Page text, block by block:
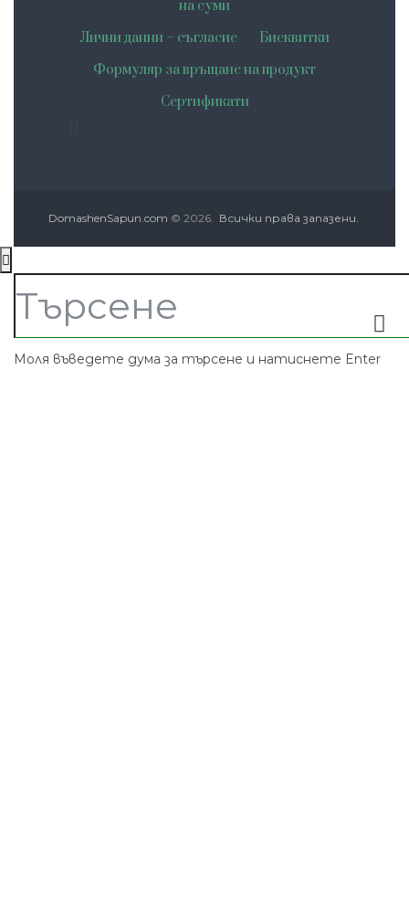
на суми
Лични данни – съгласие
Бисквитки
Формуляр за връщане на продукт
Сертификати
DomashenSapun.com © 2026. Всички права запазени.
Моля въведете дума за търсене и натиснете Enter